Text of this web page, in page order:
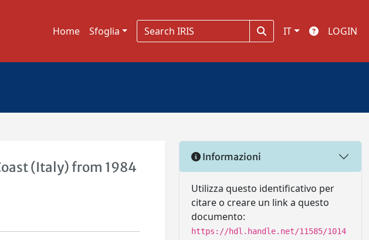
Home Sfoglia IT LOGIN
(Italy) from 1984
Informazioni
Utilizza questo identificativo per
citare o creare un link a questo
documento:
https://hdl.handle.net/11585/1014